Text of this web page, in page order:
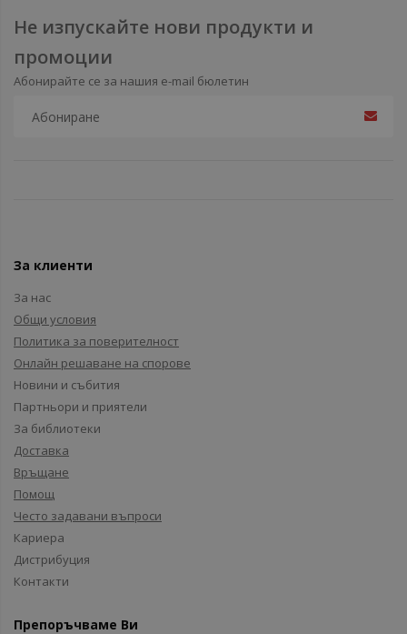
Не изпускайте нови продукти и
промоции
Абонирайте се за нашия e-mail бюлетин
За клиенти
За нас
Общи условия
Политика за поверителност
Онлайн решаване на спорове
Новини и събития
Партньори и приятели
За библиотеки
Доставка
Връщане
Помощ
Често задавани въпроси
Кариера
Дистрибуция
Контакти
Препоръчваме Ви